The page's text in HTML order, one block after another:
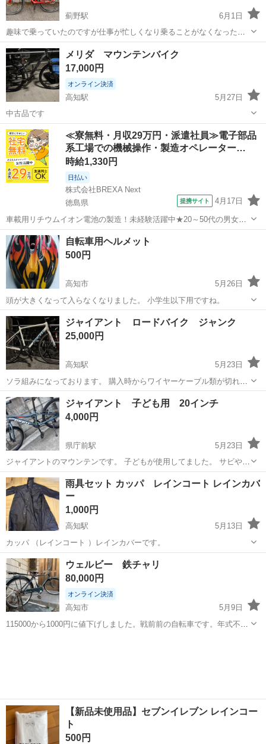
薊野駅
6月1日
趣味で乗っていたのですが仕事が忙しくなり乗ることがなくなったの
で売りに出しましたブレーキがききにくいです。
高知 高知市 薊野駅 クロスバイク ブレーキ
メリダ マウンテンバイク
17,000円
オンライン決済
高知駅
5月27日
中古品です
高知 高知市 高知駅 マウンテンバイク メリダ
≪寮無料・月収29万円・派遣社員≫電子部品
系工場での機械操作・製造オペレーター…
時給1,330円
日払い
株式会社BREXA Next
徳島県
提携サイト 4月17日
車載用リチウムイオン電池の製造！未経験活躍中★20～50代の男女活
躍中！寮費無料★備品付き1R寮完備！自宅からマイカー通勤OK！無料
駐車場完備◎正社員登用制度あり！《徳島県板野郡松茂町》 人気の工
場のお仕事 ◇車載用リチウ...
徳島 その他
自転車用ヘルメット
500円
高知市
5月26日
頭が大きくなって入らなくなりました。 小学生以下用ですね。
高知 高知市 その他 ヘルメット
ジャイアント ロードバイク ジャンク
25,000円
高知駅
5月23日
ソラ組みになっております。 購入時からワイヤーケーブル類が切れて
おります。 落車によるものかなどは不明になっておりま。 こちら購入
後3nにてお願いします
高知 高知市 高知駅 ロードバイク ジャンク
ジャイアント 子ども用 20インチ
4,000円
県庁前駅
5月23日
ジャイアントのマウンテンです。 子どもが使用してました。 サビや汚
れ、劣化ありますが、 まだまだ使っていただけるかと思います。 汚れ
等、写真でご確認ください。 他に追加で見たい部分がありましたら お
気軽に連絡ください。
高知 高知市 県庁前駅 マウンテンバイク 子ども
雨具セット カッパ レインコート レインカバ
ー
1,000円
高知駅
5月13日
カッパ （レインコート ）レインカバーです。
高知 高知市 高知駅 その他 カッパ
ウェルビー 鉄チャリ
80,000円
オンライン決済
高知市
5月9日
115000から1000円に値下げしました。戦前前の自転車です。年式不
【新品未使用品】セブンイレブン レインコー
ト
500円